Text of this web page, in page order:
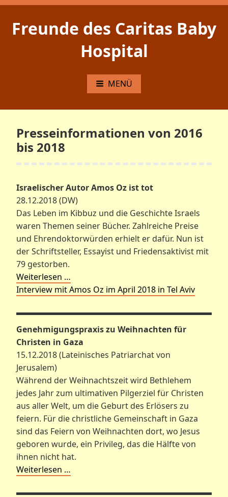
Zum
springen
Freunde des Caritas Baby
Hospital
MENÜ
Presseinformationen von 2016
bis 2018
Israelischer Autor Amos Oz ist tot
28.12.2018 (DW)
Das Leben im Kibbuz und die Geschichte Israels
waren Themen seiner Bücher. Zahlreiche Preise
und Ehrendoktorwürden erhielt er dafür. Nun ist
der Schriftsteller, Essayist und Friedensaktivist mit
79 gestorben.
Weiterlesen …
Interview mit Amos Oz im April 2018 in Tel Aviv
Genehmigungspraxis zu Weihnachten für
Christen in Gaza
15.12.2018 (Lateinisches Patriarchat von
Jerusalem)
Während der Weihnachtszeit wird Bethlehem
jedes Jahr zum ultimativen Pilgerziel für Christen
aus aller Welt, um die Geburt des Erlösers zu
feiern. Für die christliche Gemeinschaft in Gaza
sind das Feiern von Weihnachten dort, wo Jesus
geboren wurde, ein Privileg, das die Hälfte von
ihnen nicht hat.
Weiterlesen …